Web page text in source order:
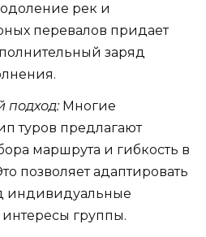
рек и
перевалов придает
заряд
подход:Многие
туров предлагают
маршрута и гибкость в
позволяет адаптировать
индивидуальные
группы.